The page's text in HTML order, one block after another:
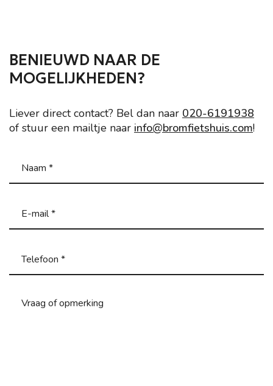
BENIEUWD NAAR DE
MOGELIJKHEDEN?
Liever direct contact? Bel dan naar 020-6191938
of stuur een mailtje naar info@bromfietshuis.com!